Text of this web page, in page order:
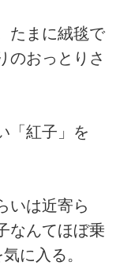
たまに絨毯で
のおっとりさ
「紅子」を
いは近寄ら
なんてほぼ乗
に入る。